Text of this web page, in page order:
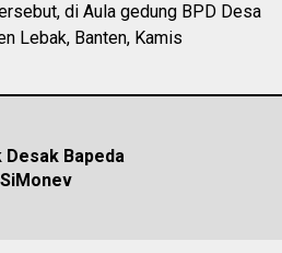
di Aula gedung BPD Desa
Lebak, Banten, Kamis
Desak Bapeda